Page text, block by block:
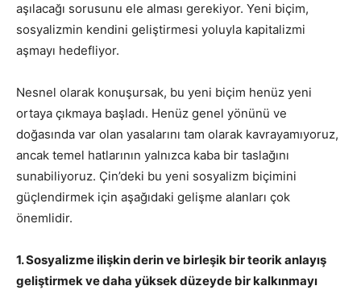
aşılacağı sorusunu ele alması gerekiyor. Yeni biçim,
sosyalizmin kendini geliştirmesi yoluyla kapitalizmi
aşmayı hedefliyor.
Nesnel olarak konuşursak, bu yeni biçim henüz yeni
ortaya çıkmaya başladı. Henüz genel yönünü ve
doğasında var olan yasalarını tam olarak kavrayamıyoruz,
ancak temel hatlarının yalnızca kaba bir taslağını
sunabiliyoruz. Çin’deki bu yeni sosyalizm biçimini
güçlendirmek için aşağıdaki gelişme alanları çok
önemlidir.
1. Sosyalizme ilişkin derin ve birleşik bir teorik anlayış
geliştirmek ve daha yüksek düzeyde bir kalkınmayı